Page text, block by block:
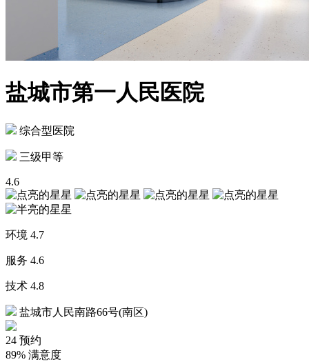
盐城市第一人民医院
综合型医院
三级甲等
4.6
环境 4.7
服务 4.6
技术 4.8
盐城市人民南路66号(南区)
24 预约
89% 满意度